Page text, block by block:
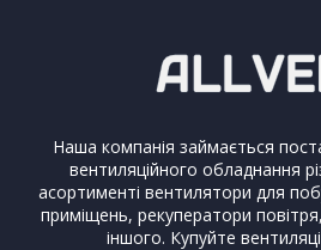
Наша компанія займається
вентиляційного обладнання
асортименті вентилятори для
приміщень, рекуператори
іншого. Купуйте